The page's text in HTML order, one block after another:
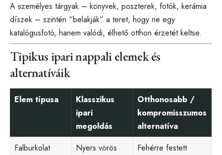
A személyes tárgyak – könyvek, poszterek, fotók, kerámia
díszek – szintén “belakják” a teret, hogy ne egy
katalógusfotó, hanem valódi, élhető otthon érzetét keltse.
Tipikus ipari nappali elemek és
alternatíváik
Elem típusa
Klasszikus
ipari
megoldás
Otthonosabb /
kompromisszumos
alternatíva
Falburkolat
Nyers vörös
Fehérre festett